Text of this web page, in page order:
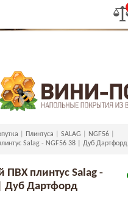
Плинтуса SALAG
NGF56
Salag - NGF56 38 | Дуб Дартфорд
ПВХ плинтус Salag -
Дуб Дартфорд